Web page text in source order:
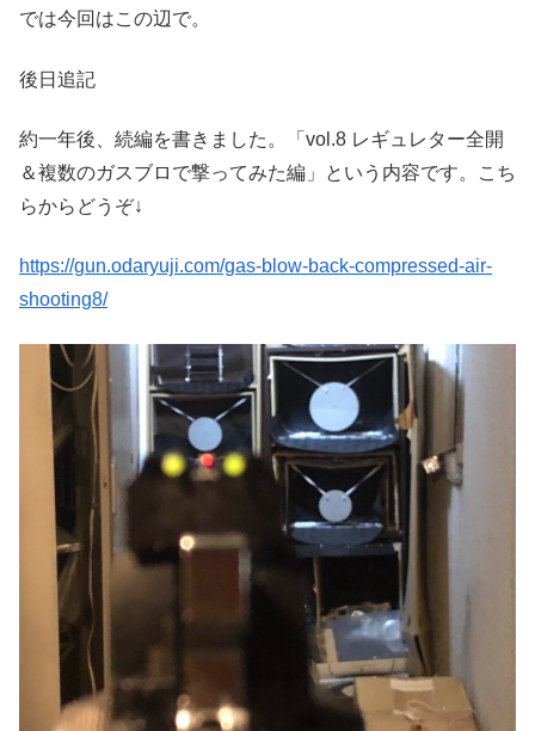
では今回はこの辺で。
後日追記
約一年後、続編を書きました。「vol.8 レギュレター全開
＆複数のガスブロで撃ってみた編」という内容です。こち
らからどうぞ↓
https://gun.odaryuji.com/gas-blow-back-compressed-air-
shooting8/